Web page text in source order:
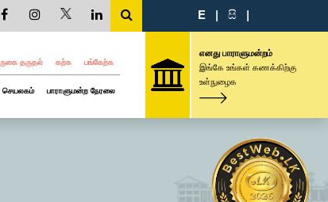
E | සි |
தருதல் கற்க பங்கேற்க
செயலகம் பாராளுமன்ற நேரலை
எனது பாராளுமன்றம்
இங்கே உங்கள் கணக்கிற்கு
உள்நுழைக